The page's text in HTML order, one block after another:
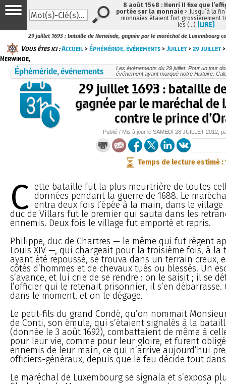
29 juillet 1693 : bataille de Nerwinde, gagnée par le maréchal de Luxembourg
Vous êtes ici :Accueil >Éphéméride, événements >Juillet >29 juillet
Nerwinde,
Éphéméride, événements
Les événements du 29 juillet. Pour un jour
événement ayant marqué notre Histoire.
29 juillet 1693 : bataille
gagnée par le maréchal de
contre le prince
Publié / Mis à jour le SAMEDI 28 JUILLET 2012 ,
Temps de lecture estimé :
C ette bataille fut la plus meurtrière de toutes
données pendant la guerre de 1688. Le
entra deux fois l’épée à la main, dans le village
duc de Villars fut le premier qui sauta dans les
ennemis. Deux fois le village fut emporté et repris.
Philippe, duc de Chartres — le même qui fut régent
Louis XIV —, qui chargeait pour la troisième fois, à la
ayant été repoussé, se trouva dans un terrain creux,
côtés d’hommes et de chevaux tués ou blessés. Un
s’avance, et lui crie de se rendre : on le saisit ; il se
l’officier qui le retenait prisonnier, il s’en débarrasse.
dans le moment, et on le dégage.
Le petit-fils du grand Condé, qu’on nommait
de Conti, son émule, qui s’étaient signalés à la
(donnée le 3 août 1692), combattaient de même à
pour leur vie, comme pour leur gloire, et furent
ennemis de leur main, ce qui n’arrive aujourd’hui
officiers-généraux, depuis que le feu décide tout
Le maréchal de Luxembourg se signala et s’exposa
8 août 1548 : Henri II fixe que
portée sur la monnaie > Jusqu’à la
monnaies étaient fort grossièrement
les (…) [LIRE]